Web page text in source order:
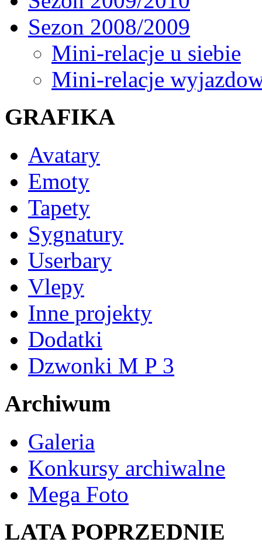
Sezon 2008/2009
Mini-relacje u siebie
Mini-relacje
GRAFIKA
Avatary
Emoty
Tapety
Sygnatury
Userbary
Vlepy
Inne projekty
Dodatki
Dzwonki M P 3
Archiwum
Galeria
Konkursy archiwalne
Mega Foto
LATA POPRZEDNIE